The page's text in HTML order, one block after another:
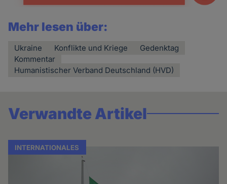
Mehr lesen über:
Ukraine Konflikte und Kriege
Gedenktag
Kommentar
Humanistischer Verband Deutschland (HVD)
Verwandte Artikel
INTERNATIONALES